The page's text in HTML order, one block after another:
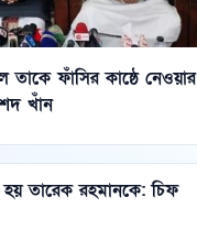
তাকে ফাঁসির কাষ্ঠে নেওয়ার
খাঁন
তারেক রহমানকে: চিফ